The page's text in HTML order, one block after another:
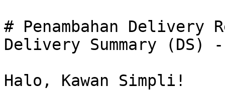
# Penambahan Delivery
Delivery Summary
Halo, Kawan Simpli!